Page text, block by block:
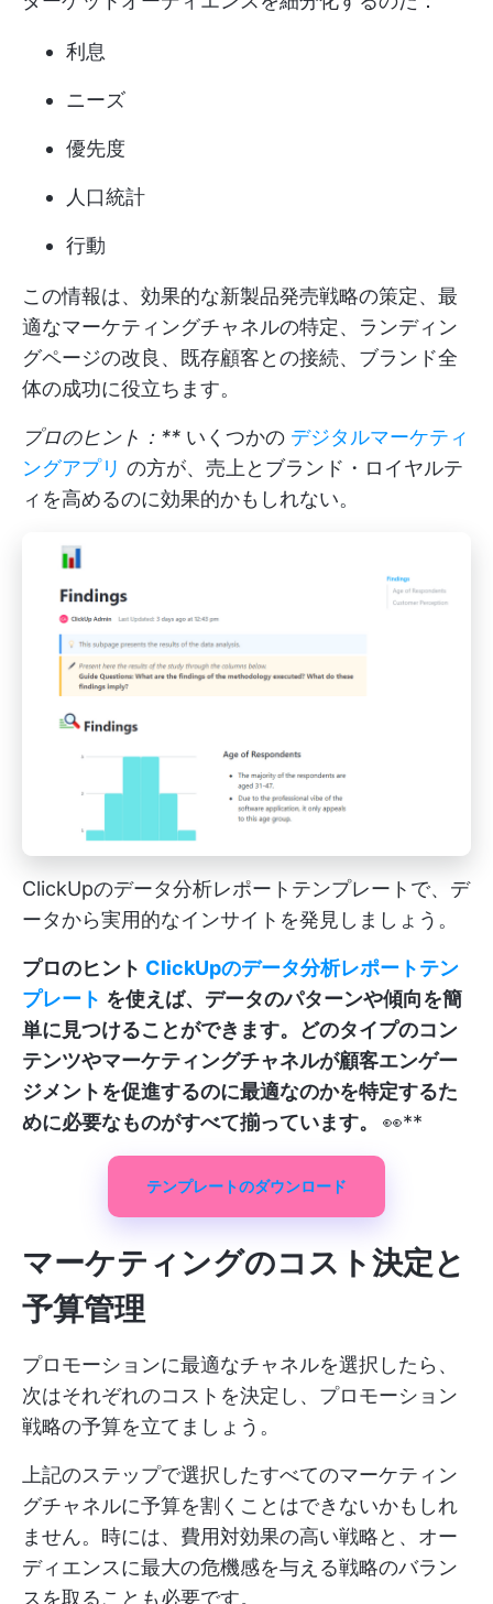
利息
ニーズ
優先度
人口統計
行動
この情報は、効果的な新製品発売戦略の策定、最
適なマーケティングチャネルの特定、ランディン
グページの改良、既存顧客との接続、ブランド全
体の成功に役立ちます。
プロのヒント：** いくつかの デジタルマーケティ
ングアプリ の方が、売上とブランド・ロイヤルテ
ィを高めるのに効果的かもしれない。
ClickUpのデータ分析レポートテンプレートで、デ
ータから実用的なインサイトを発見しましょう。
プロのヒント ClickUpのデータ分析レポートテン
プレート を使えば、データのパターンや傾向を簡
単に見つけることができます。どのタイプのコン
テンツやマーケティングチャネルが顧客エンゲー
ジメントを促進するのに最適なのかを特定するた
めに必要なものがすべて揃っています。 👀**
テンプレートのダウンロード
マーケティングのコスト決定と
予算管理
プロモーションに最適なチャネルを選択したら、
次はそれぞれのコストを決定し、プロモーション
戦略の予算を立てましょう。
上記のステップで選択したすべてのマーケティン
グチャネルに予算を割くことはできないかもしれ
ません。時には、費用対効果の高い戦略と、オー
ディエンスに最大の危機感を与える戦略のバラン
スを取ることも必要です。